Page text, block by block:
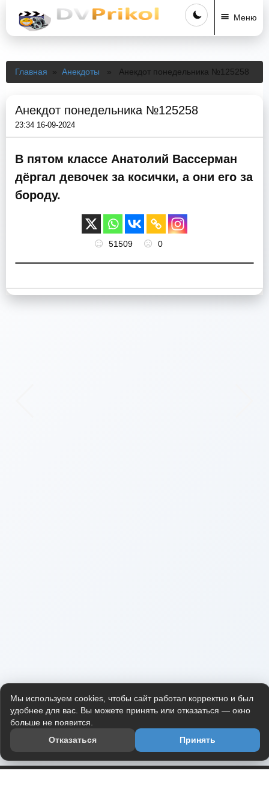
Меню
Главная » Анекдоты » Анекдот понедельника №125258
Анекдот понедельника №125258
23:34 16-09-2024
В пятом классе Анатолий Вассерман
дёргал девочек за косички, а они его за
бороду.
51509 0
Мы используем cookies, чтобы сайт работал корректно и был
удобнее для вас. Вы можете принять или отказаться — окно
больше не появится.
Отказаться
Принять